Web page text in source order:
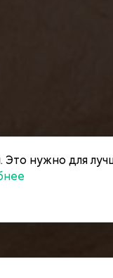
нужно для